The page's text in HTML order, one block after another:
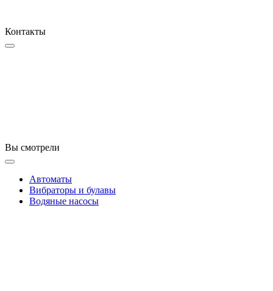
Контакты
Вы смотрели
Автоматы
Вибраторы и булавы
Водяные насосы